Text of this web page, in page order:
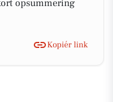
opsummering
Kopiér link